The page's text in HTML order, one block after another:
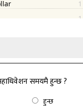
समयमै हुन्छ ?
हुन्छ